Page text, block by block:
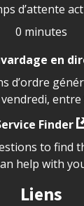
d’attente
0 minutes
en
d’ordre
entre
Finder
to find
help with
Liens